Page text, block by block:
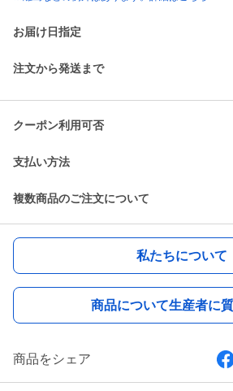
お届け日指定
注文から発送まで
クーポン利用可否
支払い方法
複数商品のご注文について
私たちについて
商品について生産者に
商品をシェア